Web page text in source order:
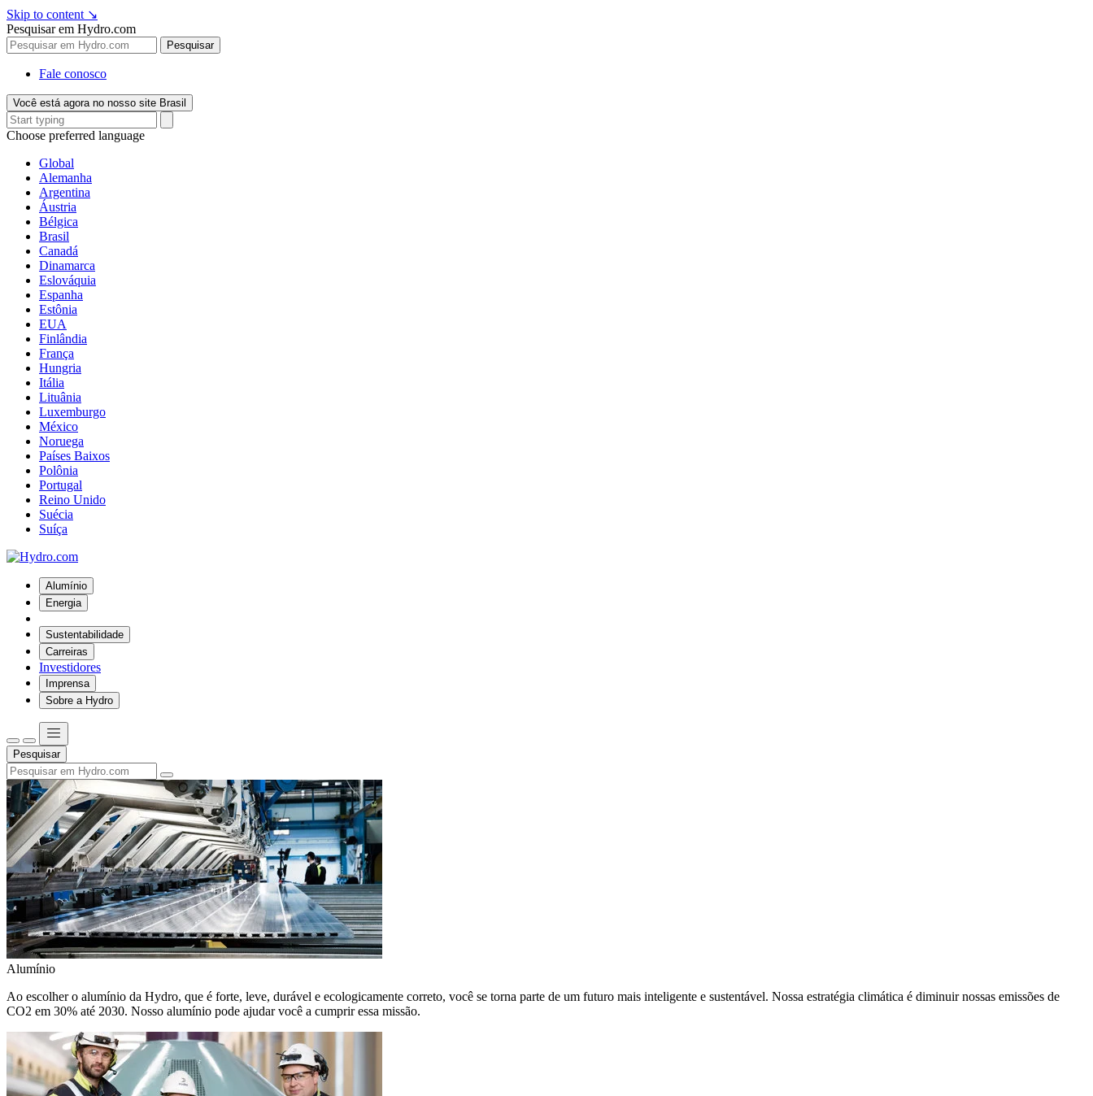
Skip to content ↘
Pesquisar em Hydro.com
Pesquisar
Fale conosco
Você está agora no nosso site Brasil
Choose preferred language
Global
Alemanha
Argentina
Áustria
Bélgica
Brasil
Canadá
Dinamarca
Eslováquia
Espanha
Estônia
EUA
Finlândia
França
Hungria
Itália
Lituânia
Luxemburgo
México
Noruega
Países Baixos
Polônia
Portugal
Reino Unido
Suécia
Suíça
Alumínio
Energia
Sustentabilidade
Carreiras
Investidores
Imprensa
Sobre a Hydro
Pesquisar
Alumínio
Ao escolher o alumínio da Hydro, que é forte, leve, durável e ecologicamente correto, você se torna parte de um futuro mais inteligente e sustentável. Nossa estratégia climática é diminuir nossas emissões de
CO2 em 30% até 2030. Nosso alumínio pode ajudar você a cumprir essa missão.